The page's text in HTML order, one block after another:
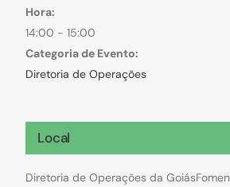
Hora:
14:00 - 15:00
Categoria de Evento:
Diretoria de Operações
Local
Diretoria de Operações da